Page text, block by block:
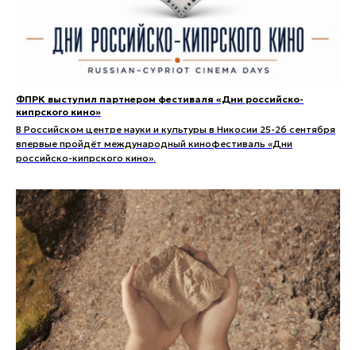
ФПРК выступил партнером фестиваля «Дни российско-
кипрского кино»
В Российском центре науки и культуры в Никосии 25-26 сентября
впервые пройдёт международный кинофестиваль «Дни
российско-кипрского кино».